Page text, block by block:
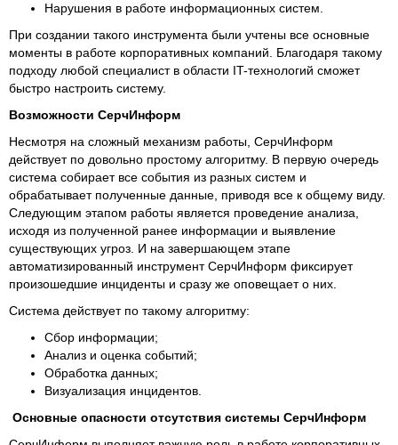
Нарушения в работе информационных систем.
При создании такого инструмента были учтены все основные
моменты в работе корпоративных компаний. Благодаря такому
подходу любой специалист в области IT-технологий сможет
быстро настроить систему.
Возможности СерчИнформ
Несмотря на сложный механизм работы, СерчИнформ
действует по довольно простому алгоритму. В первую очередь
система собирает все события из разных систем и
обрабатывает полученные данные, приводя все к общему виду.
Следующим этапом работы является проведение анализа,
исходя из полученной ранее информации и выявление
существующих угроз. И на завершающем этапе
автоматизированный инструмент СерчИнформ фиксирует
произошедшие инциденты и сразу же оповещает о них.
Система действует по такому алгоритму:
Сбор информации;
Анализ и оценка событий;
Обработка данных;
Визуализация инцидентов.
Основные опасности отсутствия системы СерчИнформ